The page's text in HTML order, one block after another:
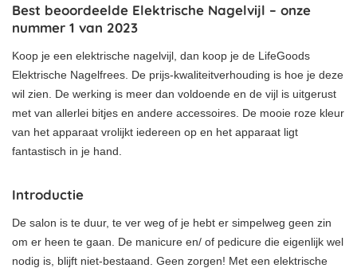
Best beoordeelde Elektrische Nagelvijl – onze
nummer 1 van 2023
Koop je een elektrische nagelvijl, dan koop je de LifeGoods
Elektrische Nagelfrees. De prijs-kwaliteitverhouding is hoe je deze
wil zien. De werking is meer dan voldoende en de vijl is uitgerust
met van allerlei bitjes en andere accessoires. De mooie roze kleur
van het apparaat vrolijkt iedereen op en het apparaat ligt
fantastisch in je hand.
Introductie
De salon is te duur, te ver weg of je hebt er simpelweg geen zin
om er heen te gaan. De manicure en/ of pedicure die eigenlijk wel
nodig is, blijft niet-bestaand. Geen zorgen! Met een elektrische